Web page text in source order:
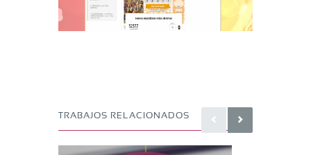
TRABAJOS RELACIONADOS